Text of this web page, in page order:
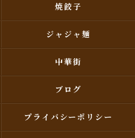
焼餃子
ジャジャ麺
中華街
ブログ
プライバシーポリシー